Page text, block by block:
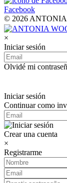
Facebook
© 2026
×
Iniciar sesión
Olvidé mi
Iniciar sesión
Continuar como
Crear una cuenta
×
Registrarme